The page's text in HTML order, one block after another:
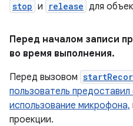
stop и release для
Перед началом записи
во время выполнения.
Перед вызовом
пользователь
использование микрофона,
проекции.